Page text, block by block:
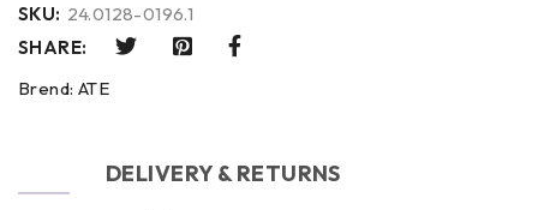
SKU: 24.0128-0196.1
SHARE:
Brend: ATE
DELIVERY & RETURNS